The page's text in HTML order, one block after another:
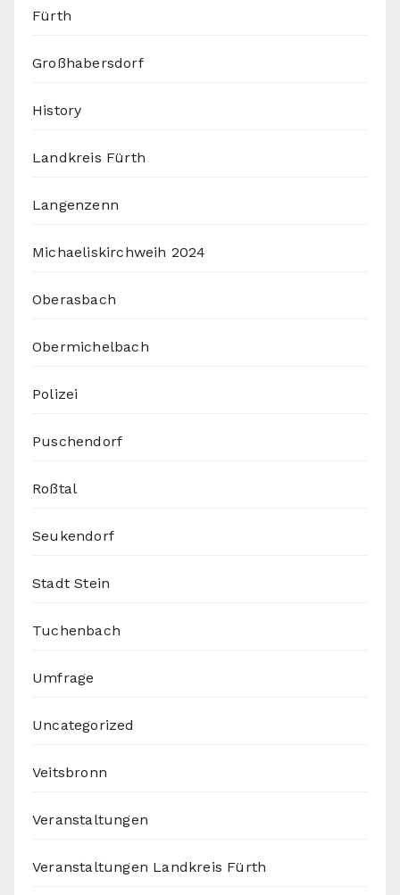
Fürth
Großhabersdorf
History
Landkreis Fürth
Langenzenn
Michaeliskirchweih 2024
Oberasbach
Obermichelbach
Polizei
Puschendorf
Roßtal
Seukendorf
Stadt Stein
Tuchenbach
Umfrage
Uncategorized
Veitsbronn
Veranstaltungen
Veranstaltungen Landkreis Fürth